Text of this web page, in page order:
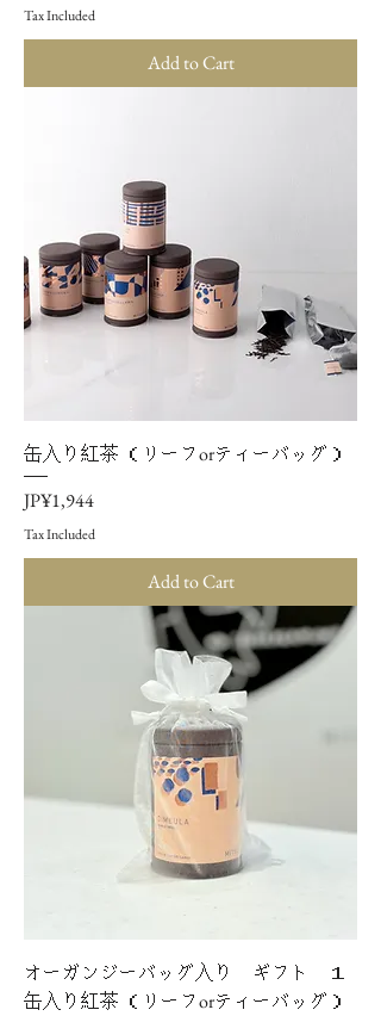
Tax Included
Add to Cart
缶入り紅茶 （リーフorティーバッグ）
Price
JP¥1,944
Tax Included
Add to Cart
オーガンジーバッグ入り ギフト １
缶入り紅茶 （リーフorティーバッグ）